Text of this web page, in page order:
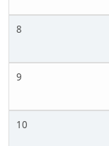
8
9
10